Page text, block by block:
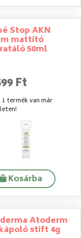
Stop AKN
mattító
50ml
Ft
1 termék van már
Kosárba
Atoderm
stift 4g